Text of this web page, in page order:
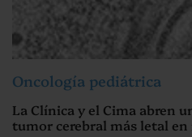
Oncología pediátrica
La Clínica y el Cima abren
tumor cerebral más letal